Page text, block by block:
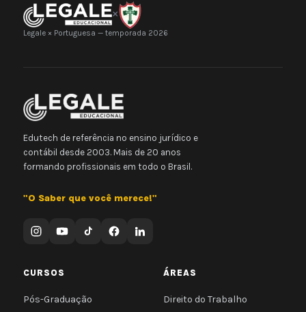
×
Legale × Portuguesa — temporada 2026
Edutech de referência no ensino jurídico e
contábil desde 2003. Mais de 20 anos
formando profissionais em todo o Brasil.
"O Saber que você merece!"
CURSOS
Pós-Graduação
ÁREAS
Direito do Trabalho